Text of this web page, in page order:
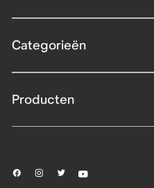
Categorieën
Producten